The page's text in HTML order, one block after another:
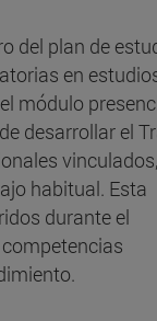
del plan de
en
módulo
desarrollar el
vinculados,
habitual. Esta
durante el